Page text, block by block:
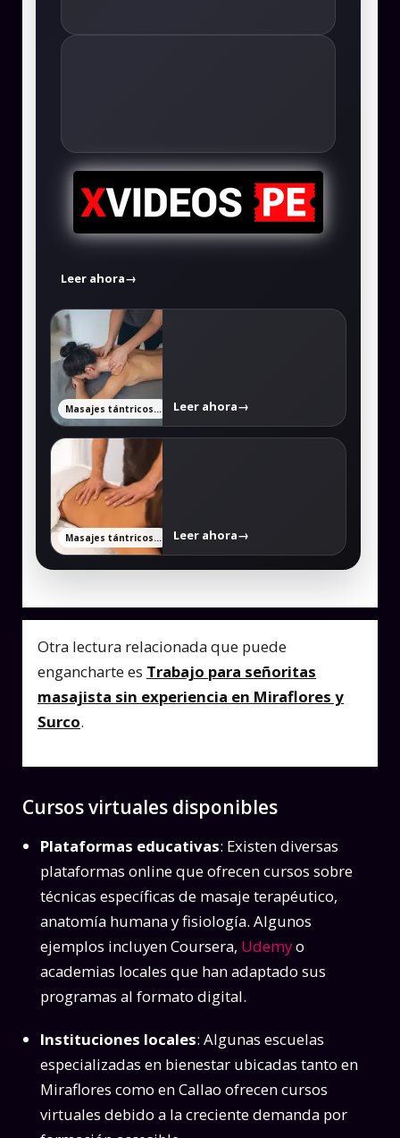
Leer ahora→
Masajes tántricos y eroticos en Lima: qué es, beneficios, zonas y opciones en Miraflores, Lince y Los Olivos Leer ahora→
Masajes tántricos y eroticos en Lima: qué es, beneficios, zonas y opciones en Miraflores, Lince y Los Olivos Leer ahora→
Otra lectura relacionada que puede
engancharte es Trabajo para señoritas
masajista sin experiencia en Miraflores y
Surco.
Cursos virtuales disponibles
Plataformas educativas: Existen diversas
plataformas online que ofrecen cursos sobre
técnicas específicas de masaje terapéutico,
anatomía humana y fisiología. Algunos
ejemplos incluyen Coursera, Udemyo
academias locales que han adaptado sus
programas al formato digital.
Instituciones locales: Algunas escuelas
especializadas en bienestar ubicadas tanto en
Miraflores como en Callao ofrecen cursos
virtuales debido a la creciente demanda por